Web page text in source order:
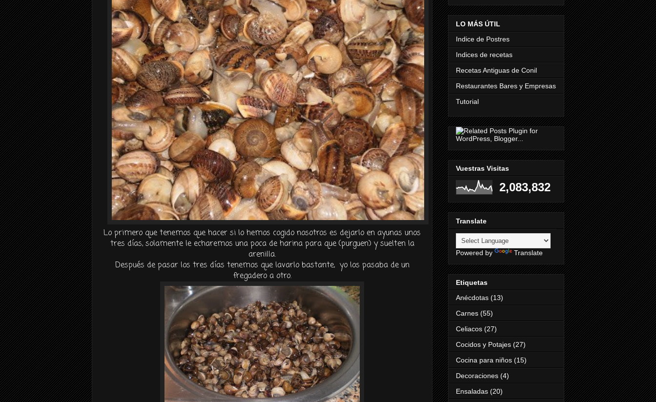
Lo primero que tenemos que hacer si lo hemos cogido nosotros es dejarlo en ayunas unos
tres días, solamente le echaremos una poca de harina para que (purguen) y suelten la
arenilla.
Después de pasar los tres días tenemos que lavarlo bastante, yo los pasaba de un
fregadero a otro.
LO MÁS ÚTIL
Indice de Postres
Indices de recetas
Recetas Antiguas de Conil
Restaurantes Bares y Empresas
Tutorial
Vuestras Visitas
2,083,832
Translate
Powered by Translate
Etiquetas
Anécdotas (13)
Carnes (55)
Celiacos (27)
Cocidos y Potajes (27)
Cocina para niños (15)
Decoraciones (4)
Ensaladas (20)